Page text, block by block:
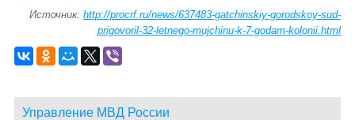
Источник:http://procrf.ru/news/637483-gatchinskiy-gorodskoy-sud-
prigovoril-32-letnego-mujchinu-k-7-godam-kolonii.html
Управление МВД России